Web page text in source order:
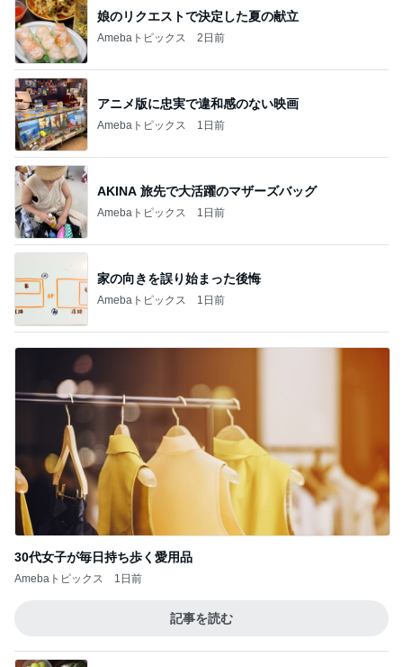
娘のリクエストで決定した夏の献立
Amebaトピックス 2日前
アニメ版に忠実で違和感のない映画
Amebaトピックス 1日前
AKINA 旅先で大活躍のマザーズバッグ
Amebaトピックス 1日前
家の向きを誤り始まった後悔
Amebaトピックス 1日前
30代女子が毎日持ち歩く愛用品
Amebaトピックス 1日前
記事を読む